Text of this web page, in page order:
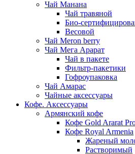
Чай Манана
Чай травяной
Био-
Весовой
Чай Meron berry
Чай Мега Арарат
Чай в пакете
Фильтр-пакетики
Гофроупаковка
Чай Амарас
Чайные аксессуары
Кофе. Аксессуары
Армянский кофе
Кофе Gold Ararat
Кофе Royal Armenia
Жареный
Растворимый